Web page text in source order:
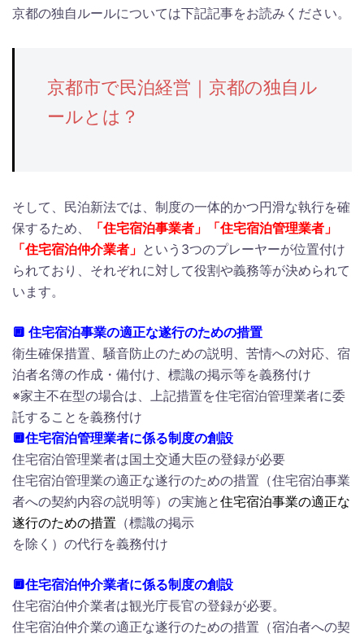
京都の独自ルールについては下記記事をお読みください。
京都市で民泊経営｜京都の独自ル
ールとは？
そして、民泊新法では、制度の一体的かつ円滑な執行を確
保するため、
「住宅宿泊事業者」「住宅宿泊管理業者」
「住宅宿泊仲介業者」 という3つのプレーヤーが位置付け
られており、それぞれに対して役割や義務等が決められて
います。
🔲 住宅宿泊事業の適正な遂行のための措置
衛生確保措置、騒音防止のための説明、苦情への対応、宿
泊者名簿の作成・備付け、標識の掲示等を義務付け
※家主不在型の場合は、上記措置を住宅宿泊管理業者に委
託することを義務付け
🔲住宅宿泊管理業者に係る制度の創設
住宅宿泊管理業者は国土交通大臣の登録が必要
住宅宿泊管理業の適正な遂行のための措置（住宅宿泊事業
者への契約内容の説明等）の実施と住宅宿泊事業の適正な
遂行のための措置 （標識の掲示
を除く）の代行を義務付け
🔲住宅宿泊仲介業者に係る制度の創設
住宅宿泊仲介業者は観光庁長官の登録が必要。
住宅宿泊仲介業の適正な遂行のための措置（宿泊者への契